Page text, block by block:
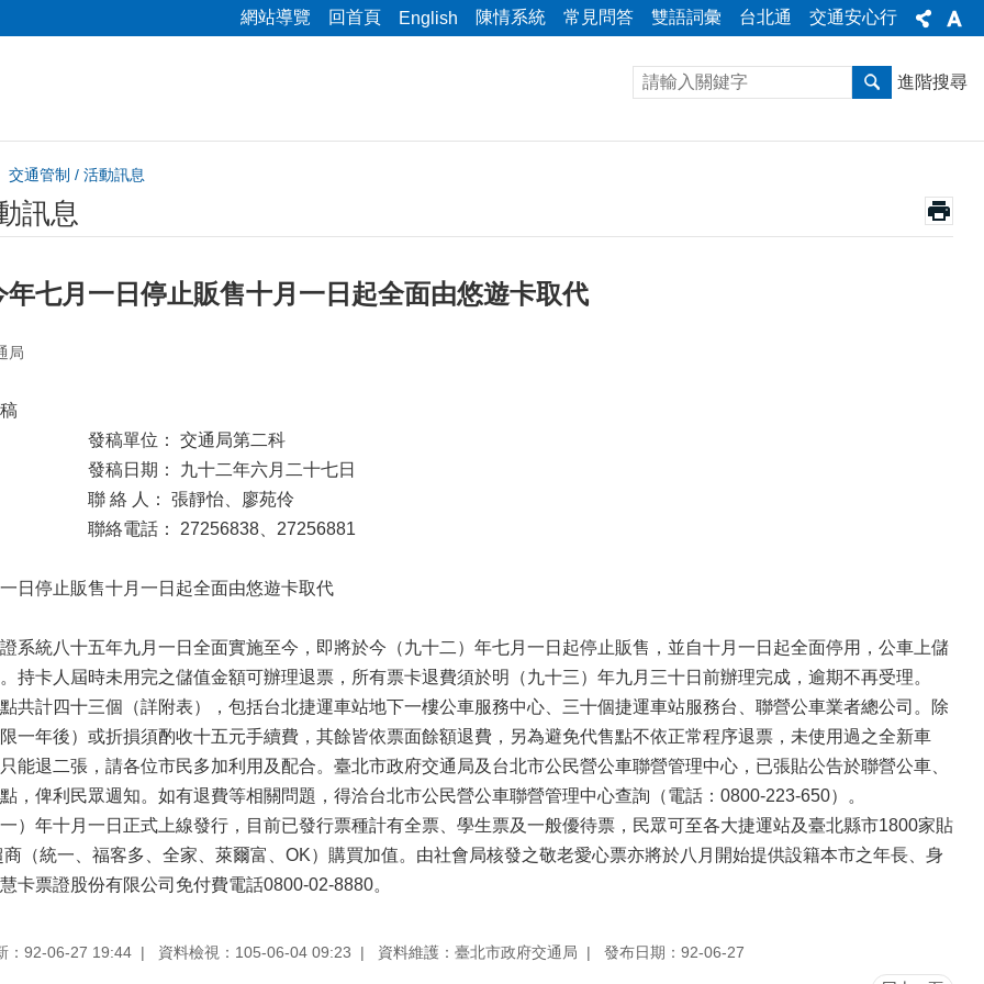
網站導覽 回首頁 English 陳情系統 常見問答 雙語詞彙 台北通 交通安心行
進階搜尋
交通管制 / 活動訊息
訊息
七月一日停止販售十月一日起全面由悠遊卡取代
局
交通局第二科
十二年六月二十七日
張靜怡、廖苑伶
27256838、27256881
日停止販售十月一日起全面由悠遊卡取代
八十五年九月一日全面實施至今，即將於今（九十二）年七月一日起停止販售，並自十月一日起全面停用，公車上儲
持卡人屆時未用完之儲值金額可辦理退票，所有票卡退費須於明（九十三）年九月三十日前辦理完成，逾期不再受理。
四十三個（詳附表），包括台北捷運車站地下一樓公車服務中心、三十個捷運車站服務台、聯營公車業者總公司。除
一年後）或折損須酌收十五元手續費，其餘皆依票面餘額退費，另為避免代售點不依正常程序退票，未使用過之全新車
能退二張，請各位市民多加利用及配合。臺北市政府交通局及台北市公民營公車聯營管理中心，已張貼公告於聯營公車、
，俾利民眾週知。如有退費等相關問題，得洽台北市公民營公車聯營管理中心查詢（電話：0800-223-650）。
十月一日正式上線發行，目前已發行票種計有全票、學生票及一般優待票，民眾可至各大捷運站及臺北縣市1800家貼
（統一、福客多、全家、萊爾富、OK）購買加值。由社會局核發之敬老愛心票亦將於八月開始提供設籍本市之年長、身
卡票證股份有限公司免付費電話0800-02-8880。
：92-06-27 19:44 資料檢視：105-06-04 09:23 資料維護：臺北市政府交通局 發布日期：92-06-27